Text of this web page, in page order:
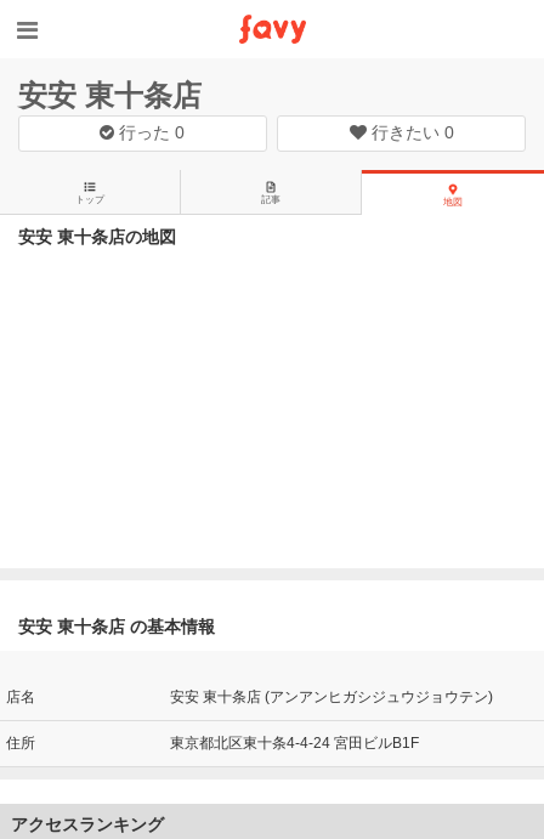
安安 東十条店
行った0 行きたい 0
トップ 記事 地図
安安 東十条店の地図
安安 東十条店 の基本情報
店名 安安 東十条店 (アンアンヒガシジュウジョウテン)
住所 東京都北区東十条4-4-24 宮田ビルB1F
アクセスランキング